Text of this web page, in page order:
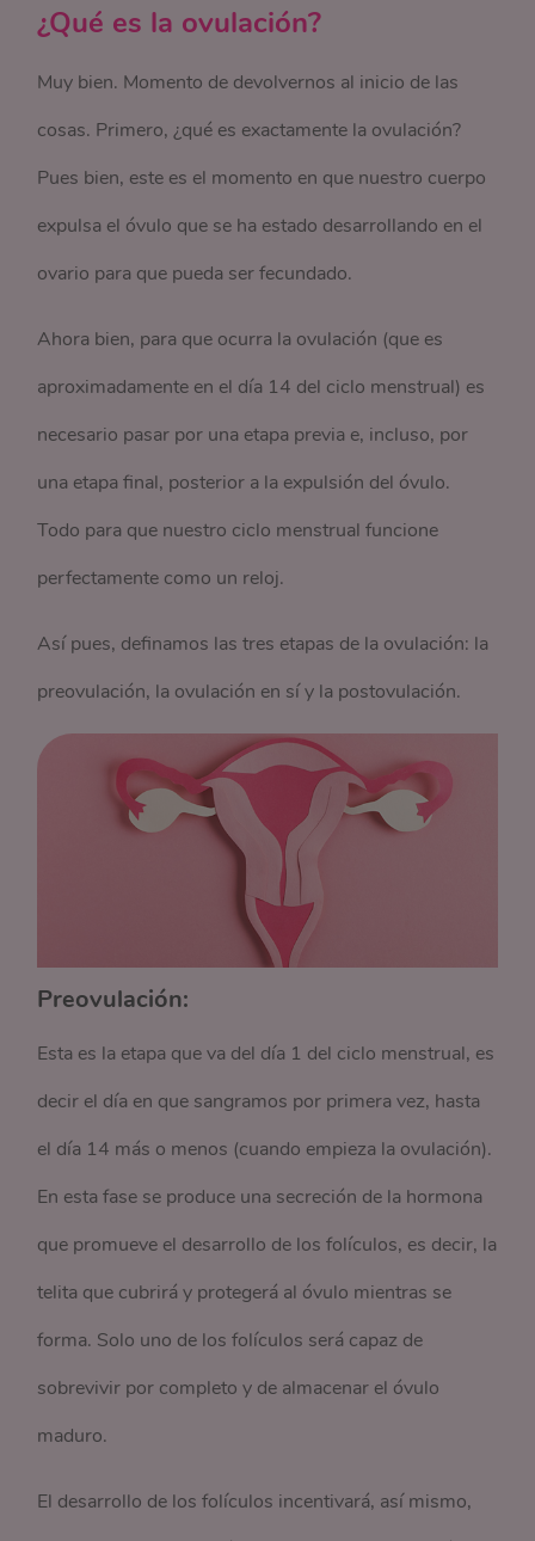
¿Qué es la ovulación?
Muy bien. Momento de devolvernos al inicio de las
cosas. Primero, ¿qué es exactamente la ovulación?
Pues bien, este es el momento en que nuestro cuerpo
expulsa el óvulo que se ha estado desarrollando en el
ovario para que pueda ser fecundado.
Ahora bien, para que ocurra la ovulación (que es
aproximadamente en el día 14 del ciclo menstrual) es
necesario pasar por una etapa previa e, incluso, por
una etapa final, posterior a la expulsión del óvulo.
Todo para que nuestro ciclo menstrual funcione
perfectamente como un reloj.
Así pues, definamos las tres etapas de la ovulación: la
preovulación, la ovulación en sí y la postovulación.
Preovulación:
Esta es la etapa que va del día 1 del ciclo menstrual, es
decir el día en que sangramos por primera vez, hasta
el día 14 más o menos (cuando empieza la ovulación).
En esta fase se produce una secreción de la hormona
que promueve el desarrollo de los folículos, es decir, la
telita que cubrirá y protegerá al óvulo mientras se
forma. Solo uno de los folículos será capaz de
sobrevivir por completo y de almacenar el óvulo
maduro.
El desarrollo de los folículos incentivará, así mismo,